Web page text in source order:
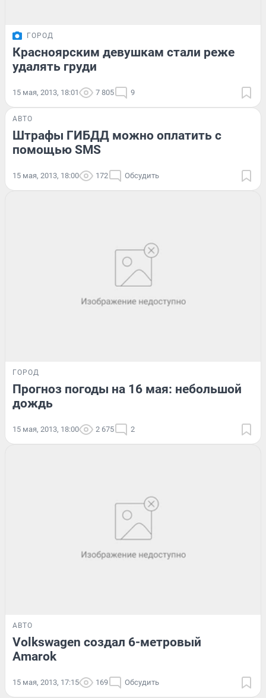
ГОРОД
Красноярским девушкам стали реже
удалять груди
15 мая, 2013, 18:01 7 805 9
АВТО
Штрафы ГИБДД можно оплатить с
помощью SMS
15 мая, 2013, 18:00 172 Обсудить
ГОРОД
Прогноз погоды на 16 мая: небольшой
дождь
15 мая, 2013, 18:00 2 675 2
АВТО
Volkswagen создал 6-метровый
Amarok
15 мая, 2013, 17:15 169 Обсудить